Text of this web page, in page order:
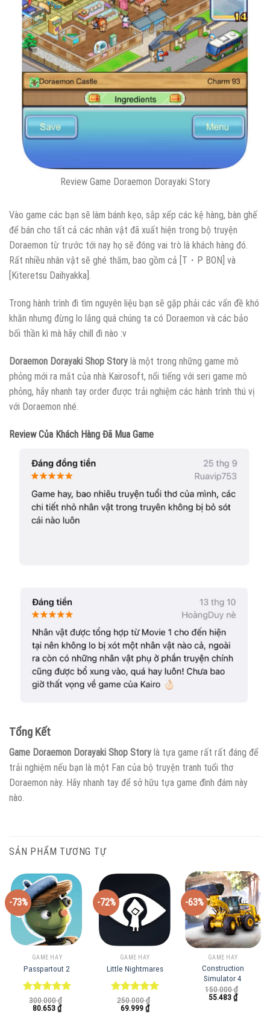
Review Game Doraemon Dorayaki Story
Vào game các bạn sẽ làm bánh kẹo, sắp xếp các kệ hàng, bàn ghế
để bán cho tất cả các nhân vật đã xuất hiện trong bộ truyện
Doraemon từ trước tới nay họ sẽ đóng vai trò là khách hàng đó.
Rất nhiều nhân vật sẽ ghé thăm, bao gồm cả [T・P BON] và
[Kiteretsu Daihyakka].
Trong hành trình đi tìm nguyên liệu bạn sẽ gặp phải các vấn đề khó
khăn nhưng đừng lo lắng quá chúng ta có Doraemon và các bảo
bối thần kì mà hãy chill đi nào :v
Doraemon Dorayaki Shop Story là một trong những game mô
phỏng mới ra mắt của nhà Kairosoft, nổi tiếng với seri game mô
phỏng, hãy nhanh tay order được trải nghiệm các hành trình thú vị
với Doraemon nhé.
Review Của Khách Hàng Đã Mua Game
Tổng Kết
Game Doraemon Dorayaki Shop Story là tựa game rất rất đáng để
trải nghiệm nếu bạn là một Fan của bộ truyện tranh tuổi thơ
Doraemon này. Hãy nhanh tay để sở hữu tựa game đình đám này
nào.
SẢN PHẨM TƯƠNG TỰ
-73%
GAME HAY
Passpartout 2
Được xếp
hạng5.00
300.000₫
Giá
80.653₫Giá
hiện
-72%
GAME HAY
Little Nightmares
Được xếp
hạng5.00
250.000₫
Giá
69.999₫Giá
hiện
-63%
GAME HAY
Construction
Simulator 4
150.000₫
Giá
55.483₫Giá
hiện